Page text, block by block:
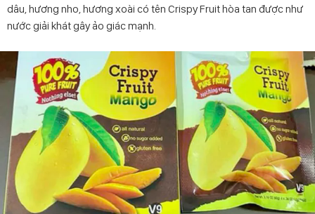
dâu, hương nho, hương xoài có tên Crispy Fruit hòa tan được như
nước giải khát gây ảo giác mạnh.